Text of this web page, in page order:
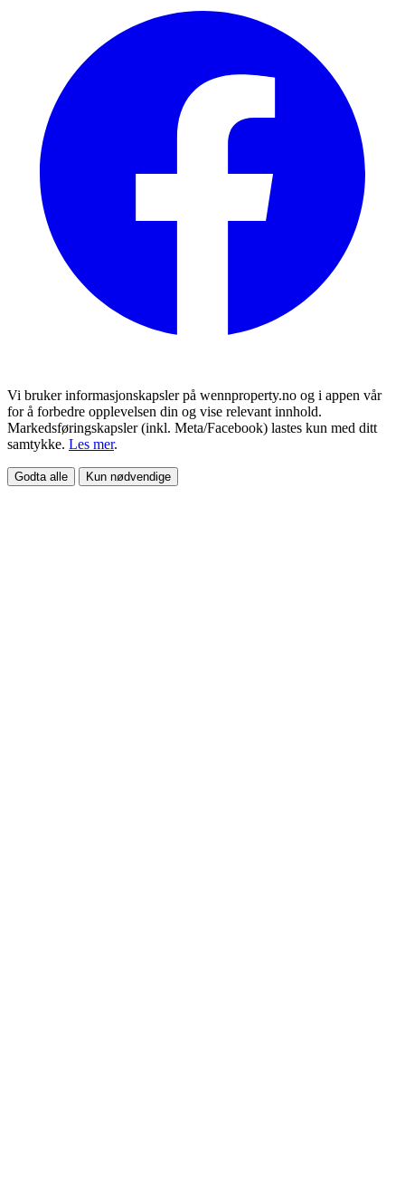
Vi bruker informasjonskapsler på wennproperty.no og i appen vår
for å forbedre opplevelsen din og vise relevant innhold.
Markedsføringskapsler (inkl. Meta/Facebook) lastes kun med ditt
samtykke. Les mer.
Godta alle Kun nødvendige